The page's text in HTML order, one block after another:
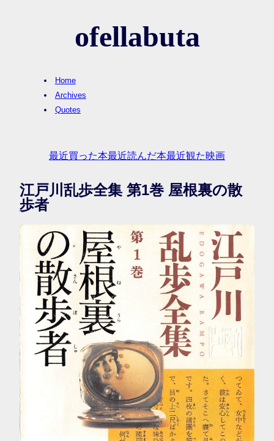
ofellabuta
Home
Archives
Quotes
最近買った本最近読んだ本最近観た映画
江戸川乱歩全集 第1巻 屋根裏の散
歩者